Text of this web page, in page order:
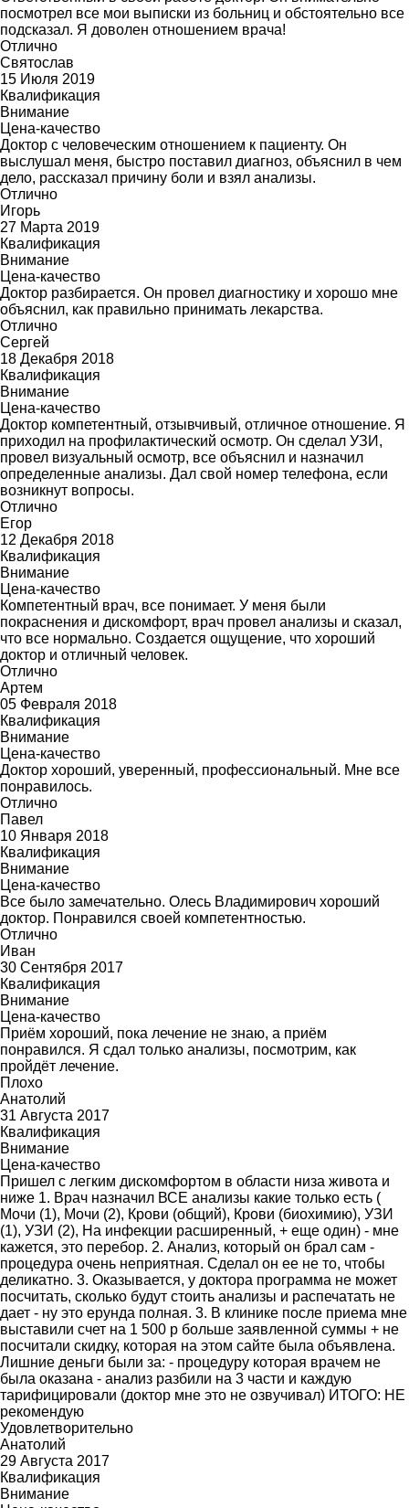
посмотрел все мои выписки из больниц и обстоятельно все
подсказал. Я доволен отношением врача!
Отлично
Святослав
15 Июля 2019
Квалификация
Внимание
Цена-качество
Доктор с человеческим отношением к пациенту. Он
выслушал меня, быстро поставил диагноз, объяснил в чем
дело, рассказал причину боли и взял анализы.
Отлично
Игорь
27 Марта 2019
Квалификация
Внимание
Цена-качество
Доктор разбирается. Он провел диагностику и хорошо мне
объяснил, как правильно принимать лекарства.
Отлично
Сергей
18 Декабря 2018
Квалификация
Внимание
Цена-качество
Доктор компетентный, отзывчивый, отличное отношение. Я
приходил на профилактический осмотр. Он сделал УЗИ,
провел визуальный осмотр, все объяснил и назначил
определенные анализы. Дал свой номер телефона, если
возникнут вопросы.
Отлично
Егор
12 Декабря 2018
Квалификация
Внимание
Цена-качество
Компетентный врач, все понимает. У меня были
покраснения и дискомфорт, врач провел анализы и сказал,
что все нормально. Создается ощущение, что хороший
доктор и отличный человек.
Отлично
Артем
05 Февраля 2018
Квалификация
Внимание
Цена-качество
Доктор хороший, уверенный, профессиональный. Мне все
понравилось.
Отлично
Павел
10 Января 2018
Квалификация
Внимание
Цена-качество
Все было замечательно. Олесь Владимирович хороший
доктор. Понравился своей компетентностью.
Отлично
Иван
30 Сентября 2017
Квалификация
Внимание
Цена-качество
Приём хороший, пока лечение не знаю, а приём
понравился. Я сдал только анализы, посмотрим, как
пройдёт лечение.
Плохо
Анатолий
31 Августа 2017
Квалификация
Внимание
Цена-качество
Пришел с легким дискомфортом в области низа живота и
ниже 1. Врач назначил ВСЕ анализы какие только есть (
Мочи (1), Мочи (2), Крови (общий), Крови (биохимию), УЗИ
(1), УЗИ (2), На инфекции расширенный, + еще один) - мне
кажется, это перебор. 2. Анализ, который он брал сам -
процедура очень неприятная. Сделал он ее не то, чтобы
деликатно. 3. Оказывается, у доктора программа не может
посчитать, сколько будут стоить анализы и распечатать не
дает - ну это ерунда полная. 3. В клинике после приема мне
выставили счет на 1 500 р больше заявленной суммы + не
посчитали скидку, которая на этом сайте была объявлена.
Лишние деньги были за: - процедуру которая врачем не
была оказана - анализ разбили на 3 части и каждую
тарифицировали (доктор мне это не озвучивал) ИТОГО: НЕ
рекомендую
Удовлетворительно
Анатолий
29 Августа 2017
Квалификация
Внимание